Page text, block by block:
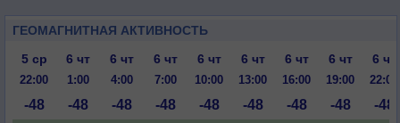
ГЕОМАГНИТНАЯ АКТИВНОСТЬ
5 ср
6 чт 6 чт 6 чт 6 чт 6 чт 6 чт 6 чт 6 чт
22:00 1:00 4:00 7:00 10:00 13:00 16:00 19:00 22:00
-48 -48 -48 -48 -48 -48 -48 -48 -48